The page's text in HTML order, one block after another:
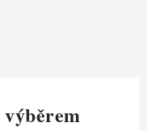
výběrem